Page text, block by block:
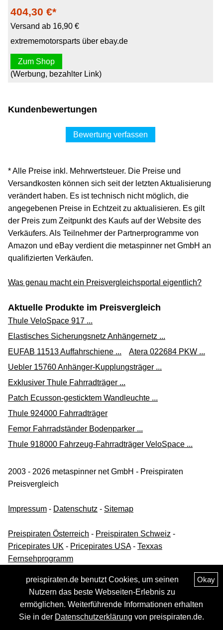
404,30 €*
Versand ab 16,90 €
extrememotorsparts über ebay.de
Zum Shop
(Werbung, bezahlter Link)
Kundenbewertungen
Bewertung verfassen
* Alle Preise inkl. Mehrwertsteuer. Die Preise und
Versandkosten können sich seit der letzten Aktualisierung
verändert haben. Es ist technisch nicht möglich, die
angegebenen Preise in Echtzeit zu aktualisieren. Es gilt
der Preis zum Zeitpunkt des Kaufs auf der Website des
Verkäufers. Als Teilnehmer der Partnerprogramme von
Amazon und eBay verdient die metaspinner net GmbH an
qualifizierten Verkäufen.
Was genau macht ein Preisvergleichsportal eigentlich?
Aktuelle Produkte im Preisvergleich
Thule VeloSpace 917 ...
Elastisches Sicherungsnetz Anhängernetz ...
EUFAB 11513 Auffahrschiene ...
Atera 022684 PKW ...
Uebler 15760 Anhänger-Kupplungsträger ...
Exklusiver Thule Fahrradträger ...
Patch Ecusson-gesticktem Wandleuchte ...
Thule 924000 Fahrradträger
Femor Fahrradständer Bodenparker ...
Thule 918000 Fahrzeug-Fahrradträger VeloSpace ...
2003 - 2026 metaspinner net GmbH - Preispiraten
Preisvergleich
Impressum - Datenschutz - Sitemap
Preispiraten Österreich - Preispiraten Schweiz -
Pricepirates UK - Pricepirates USA- Texxas
Fernsehprogramm
Okay
preispiraten.de benutzt Cookies, um seinen
Nutzern das beste Webseiten-Erlebnis zu
ermöglichen. Weiterführende Informationen erhalten
Sie in der Datenschutzerklärung von preispiraten.de.